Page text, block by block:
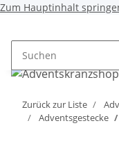
Zum Hauptinhalt
Zurück zur Liste
Adventsgestecke